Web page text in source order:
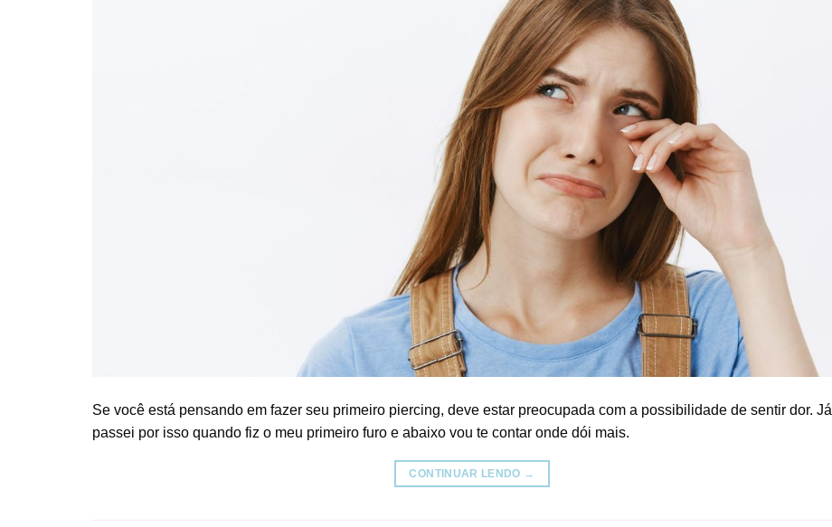
Se você está pensando em fazer seu primeiro piercing, deve estar preocupada com a possibilidade de sentir dor. Já
passei por isso quando fiz o meu primeiro furo e abaixo vou te contar onde dói mais.
CONTINUAR LENDO →